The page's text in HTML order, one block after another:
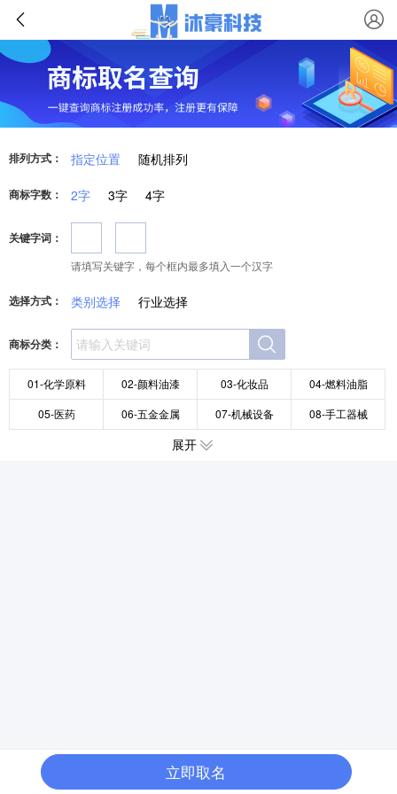
排列方式： 指定位置 随机排列
商标字数： 2字 3字 4字
关键字词：
请填写关键字，每个框内最多填入一个汉字
选择方式： 类别选择 行业选择
商标分类：
01-化学原料 02-颜料油漆 03-化妆品
04-燃料油脂
05-医药
06-五金金属 07-机械设备 08-手工器械
展开
立即取名